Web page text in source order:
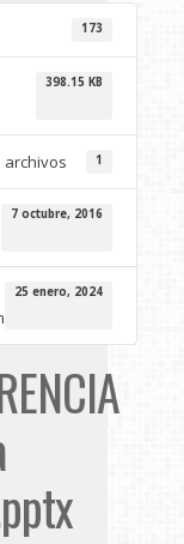
173
398.15 KB
archivos 1
7 octubre, 2016
25 enero, 2024